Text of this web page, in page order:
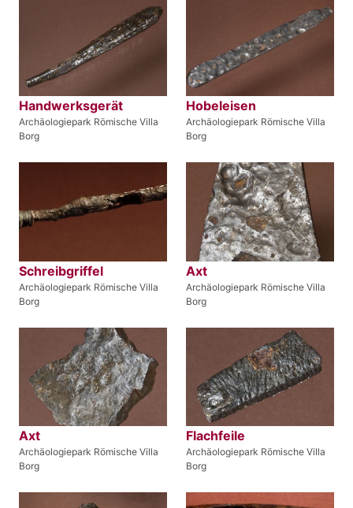
Handwerksgerät
Archäologiepark Römische Villa
Borg
Hobeleisen
Archäologiepark Römische Villa
Borg
Schreibgriffel
Archäologiepark Römische Villa
Borg
Axt
Archäologiepark Römische Villa
Borg
Axt
Archäologiepark Römische Villa
Borg
Flachfeile
Archäologiepark Römische Villa
Borg